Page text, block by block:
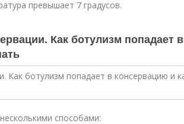
превышает 7 градусов.
Как ботулизм попадает в
способами: